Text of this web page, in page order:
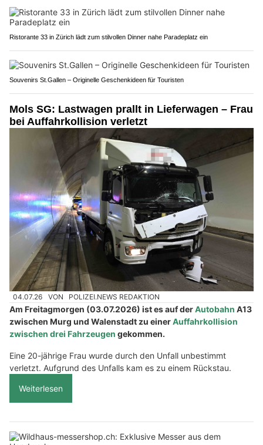
Ristorante 33 in Zürich lädt zum stilvollen Dinner nahe Paradeplatz ein
Souvenirs St.Gallen – Originelle Geschenkideen für Touristen
Mols SG: Lastwagen prallt in Lieferwagen – Frau
bei Auffahrkollision verletzt
04.07.26 VON POLIZEI.NEWS REDAKTION
Am Freitagmorgen (03.07.2026) ist es auf derAutobahn A13
zwischen Murg und Walenstadt zu einerAuffahrkollision
zwischen drei Fahrzeugen gekommen.
Eine 20-jährige Frau wurde durch den Unfall unbestimmt
verletzt. Aufgrund des Unfalls kam es zu einem Rückstau.
Weiterlesen